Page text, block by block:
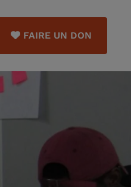
FAIRE UN DON